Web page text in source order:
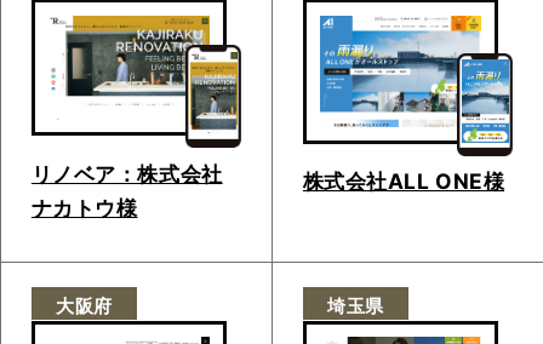
リノベア：株式会社
ナカトウ様
株式会社ALL ONE様
大阪府 埼玉県